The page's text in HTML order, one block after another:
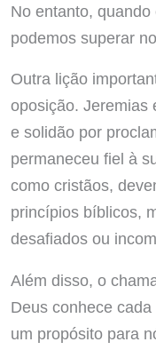
No entanto,
podemos superar
Outra lição
oposição. Jeremias
e solidão por
permaneceu fiel à
como cristãos,
princípios bíblicos,
desafiados ou
Além disso, o
Deus conhece
um propósito para